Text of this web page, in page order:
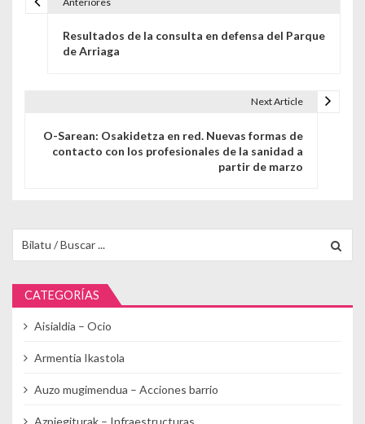
Resultados de la consulta en defensa del Parque
de Arriaga
Next Article
O-Sarean: Osakidetza en red. Nuevas formas de
contacto con los profesionales de la sanidad a
partir de marzo
CATEGORÍAS
Aisialdia – Ocio
Armentia Ikastola
Auzo mugimendua – Acciones barrio
Azpiegiturak – Infraestructuras